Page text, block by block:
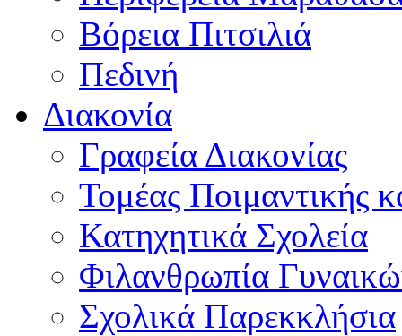
Βόρεια Πιτσιλιά
Πεδινή
Διακονία
Γραφεία Διακονίας
Τομέας Ποιμαντικής
Κατηχητικά Σχολεία
Φιλανθρωπία
Σχολικά Παρεκκλήσια